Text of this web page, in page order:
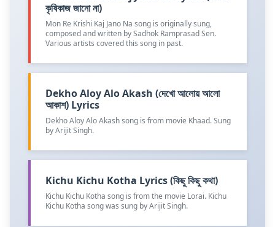
কৃষিকাজ জানো না)
Mon Re Krishi Kaj Jano Na song is originally sung,
composed and written by Sadhok Ramprasad Sen.
Various artists covered this song in past.
Dekho Aloy Alo Akash (দেখো আলোয় আলো
আকাশ) Lyrics
Dekho Aloy Alo Akash song is from movie Khaad. Sung
by Arijit Singh.
Kichu Kichu Kotha Lyrics (কিছু কিছু কথা)
Kichu Kichu Kotha song is from the movie Lorai. Kichu
Kichu Kotha song was sung by Arijit Singh.